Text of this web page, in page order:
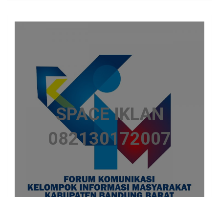
SPACE IKLAN
082130172007